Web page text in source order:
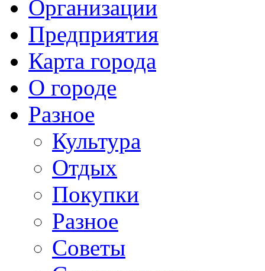
Организации
Предприятия
Карта города
О городе
Разное
Культура
Отдых
Покупки
Разное
Советы